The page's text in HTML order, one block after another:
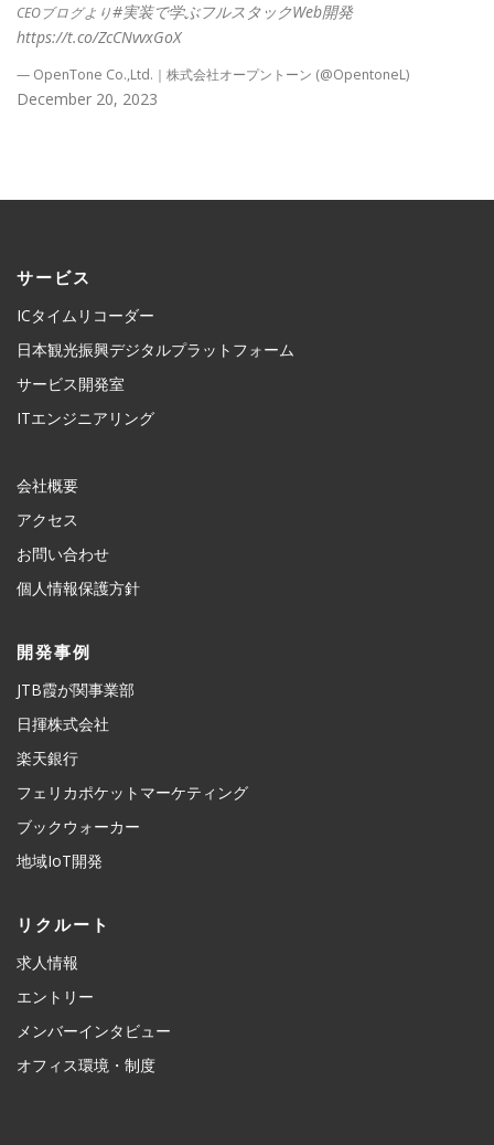
CEOブログより#実装で学ぶフルスタックWeb開発
https://t.co/ZcCNvvxGoX
— OpenTone Co.,Ltd.｜株式会社オープントーン (@OpentoneL)
December 20, 2023
サービス
ICタイムリコーダー
日本観光振興デジタルプラットフォーム
サービス開発室
ITエンジニアリング
会社概要
アクセス
お問い合わせ
個人情報保護方針
開発事例
JTB霞が関事業部
日揮株式会社
楽天銀行
フェリカポケットマーケティング
ブックウォーカー
地域IoT開発
リクルート
求人情報
エントリー
メンバーインタビュー
オフィス環境・制度